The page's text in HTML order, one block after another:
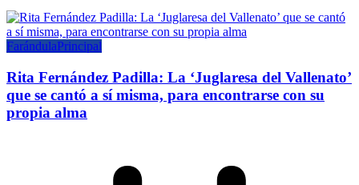
FarándulaPrincipal
Rita Fernández Padilla: La ‘Juglaresa del Vallenato’
que se cantó a sí misma, para encontrarse con su
propia alma